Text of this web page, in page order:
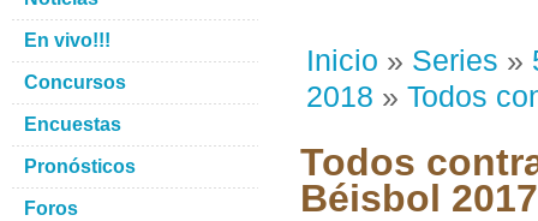
Inicio » Series »
2018 » Todos
Todos
Béisbol
En vivo!!!
Concursos
Encuestas
Pronósticos
Foros